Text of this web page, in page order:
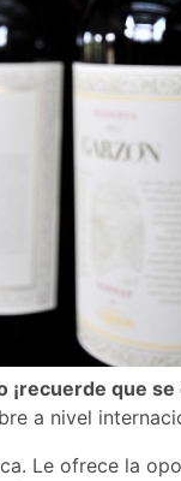
¡recuerde que
a nivel
Le ofrece la